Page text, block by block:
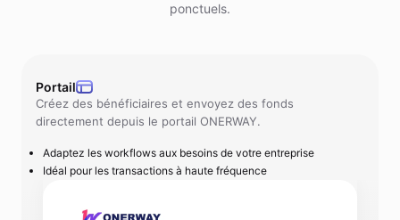
ponctuels.
Portail
Créez des bénéficiaires et envoyez des fonds
directement depuis le portail ONERWAY.
Adaptez les workflows aux besoins de votre entreprise
Idéal pour les transactions à haute fréquence